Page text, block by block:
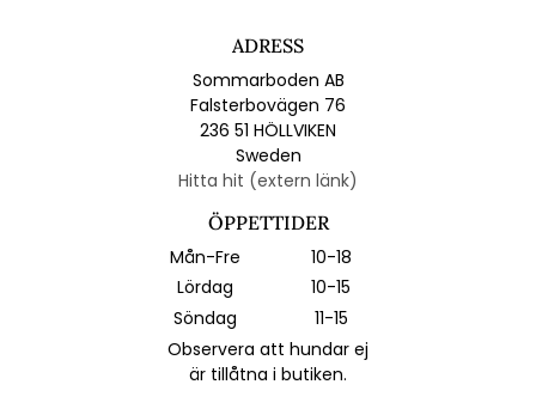
ADRESS
Sommarboden AB
Falsterbovägen 76
236 51 HÖLLVIKEN
Sweden
Hitta hit (extern länk)
ÖPPETTIDER
Mån-Fre
10-18
Lördag
10-15
Söndag
11-15
Observera att hundar ej
är tillåtna i butiken.